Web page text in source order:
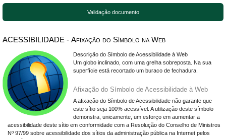
Validação documento
ACESSIBILIDADE - Afixação do Símbol o na Web
Descrição do Símbolo de Acessibilidade à Web
Um globo inclinado, com uma grelha sobreposta. Na sua
superfície está recortado um buraco de fechadura.
Afixação do Símbolo de Acessibilidade à Web
A afixação do Símbolo de Acessibilidade não garante que
este sítio seja 100% acessível. A utilização deste símbolo
demonstra, unicamente, um esforço em aumentar a
acessibilidade deste sítio em conformidade com a Resolução do Conselho de Ministros
Nº 97/99 sobre acessibilidade dos sítios da administração pública na Internet pelos